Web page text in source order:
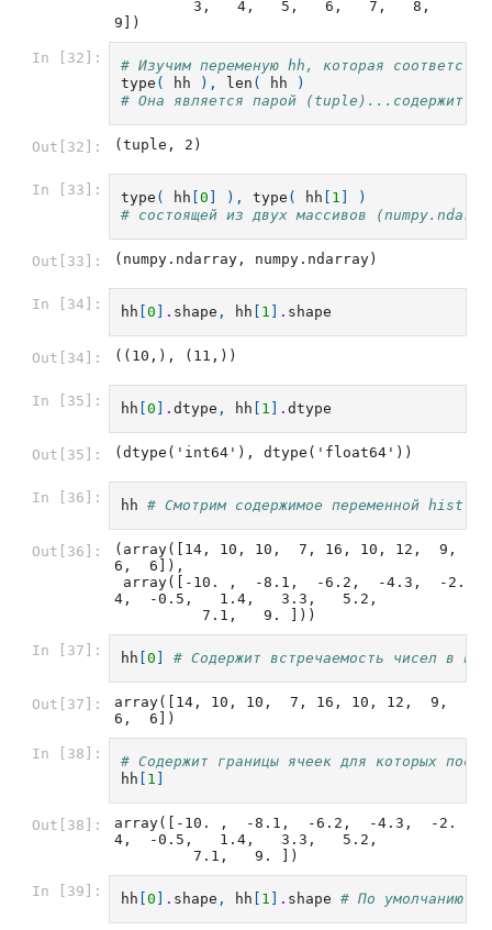
9])
In [32]:
# Изучим переменую hh, которая
type ( hh ), len ( hh
)
# Она является парой (tuple)...содержит
Out[32]: (tuple, 2)
In [33]: type ( hh [0 ), type ( hh 1
)
# состоящей из двух массивов
Out[33]: (numpy.ndarray, numpy.ndarray)
In [34]: hh [0 . shape , hh 1 . shape
Out[34]: ((10,), (11,))
In [35]: hh [0 .dtype , hh 1 .dtype
Out[35]: (dtype('int64'), dtype('float64'))
In [36]: hh # Смотрим содержимое переменной hist.
Out[36]:
(array([14, 10, 10,  7, 16, 10, 12,  9,
6,  6]),
4,  -0.5,   1.4,   3.3,   5.2,
          7.1,   9. ]))
In [37]: hh [0 # Содержит встречаемость чисел в
Out[37]:
array([14, 10, 10,  7, 16, 10, 12,  9,
6,  6])
In [38]:
# Содержит границы ячеек для которых
hh
1
Out[38]:
array([-10. ,  -8.1,  -6.2,  -4.3,  -2.
4,  -0.5,   1.4,   3.3,   5.2,
         7.1,   9. ])
In [39]: hh [0 . shape , hh 1 . shape # По умолчанию